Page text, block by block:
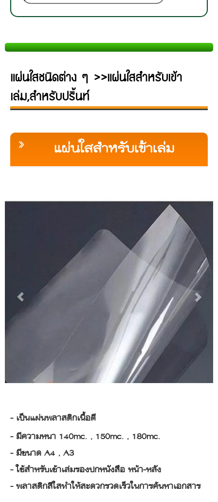
แผ่นใสชนิดต่าง ๆ >>แผ่นใสสำหรับเข้า
เล่ม,สำหรับปริ้นท์
แผ่นใสสำหรับเข้าเล่ม
- เป็นแผ่นพลาสติกเนื้อดี
- มีความหนา 140mc. , 150mc. , 180mc.
- มีขนาด A4 , A3
- ใช้สำหรับเข้าเล่มรองปกหนังสือ หน้า-หลัง
- พลาสติกสีใสทำให้สะดวกรวดเร็วในการค้นหาเอกสาร